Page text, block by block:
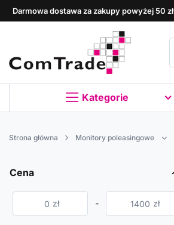
Darmowa dostawa za zakupy powyżej 50 zł
Kategorie
Strona główna Monitory poleasingowe
Cena
zł - zł